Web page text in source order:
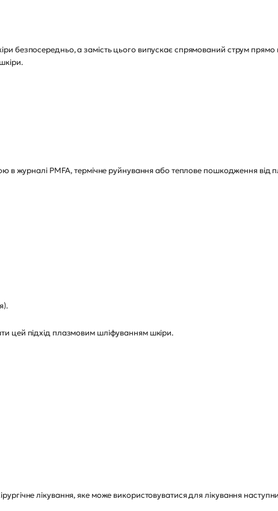
безпосередньо, а замість цього випускає спрямований струм
в журналі PMFA, термічне руйнування або теплове пошкодження від
цей підхід плазмовим шліфуванням шкіри.
лікування, яке може використовуватися для лікування